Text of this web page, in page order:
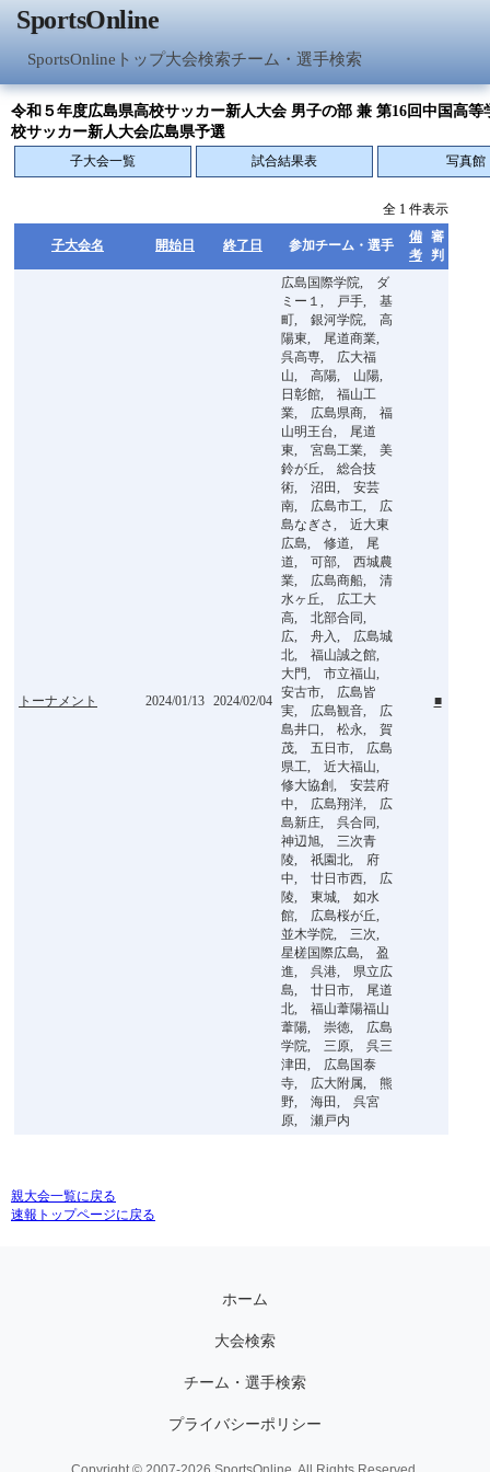
SportsOnline
SportsOnlineトップ大会検索チーム・選手検索
令和５年度広島県高校サッカー新人大会 男子の部 兼 第16回中国高等
校サッカー新人大会広島県予選
子大会一覧 試合結果表 写真館
全 1 件表示
子大会名 開始日 終了日 参加チーム・選手
備
考
審
判
トーナメント 2024/01/13 2024/02/04
広島国際学院, ダ
ミー１, 戸手, 基
町, 銀河学院, 高
陽東, 尾道商業,
呉高専, 広大福
山, 高陽, 山陽,
日彰館, 福山工
業, 広島県商, 福
山明王台, 尾道
東, 宮島工業, 美
鈴が丘, 総合技
術, 沼田, 安芸
南, 広島市工, 広
島なぎさ, 近大東
広島, 修道, 尾
道, 可部, 西城農
業, 広島商船, 清
水ヶ丘, 広工大
高, 北部合同,
広, 舟入, 広島城
北, 福山誠之館,
大門, 市立福山,
安古市, 広島皆
実, 広島観音, 広
島井口, 松永, 賀
茂, 五日市, 広島
県工, 近大福山,
修大協創, 安芸府
中, 広島翔洋, 広
島新庄, 呉合同,
神辺旭, 三次青
陵, 祇園北, 府
中, 廿日市西, 広
陵, 東城, 如水
館, 広島桜が丘,
並木学院, 三次,
星槎国際広島, 盈
進, 呉港, 県立広
島, 廿日市, 尾道
北, 福山葦陽福山
葦陽, 崇徳, 広島
学院, 三原, 呉三
津田, 広島国泰
寺, 広大附属, 熊
野, 海田, 呉宮
原, 瀬戸内
■
親大会一覧に戻る
速報トップページに戻る
ホーム
大会検索
チーム・選手検索
プライバシーポリシー